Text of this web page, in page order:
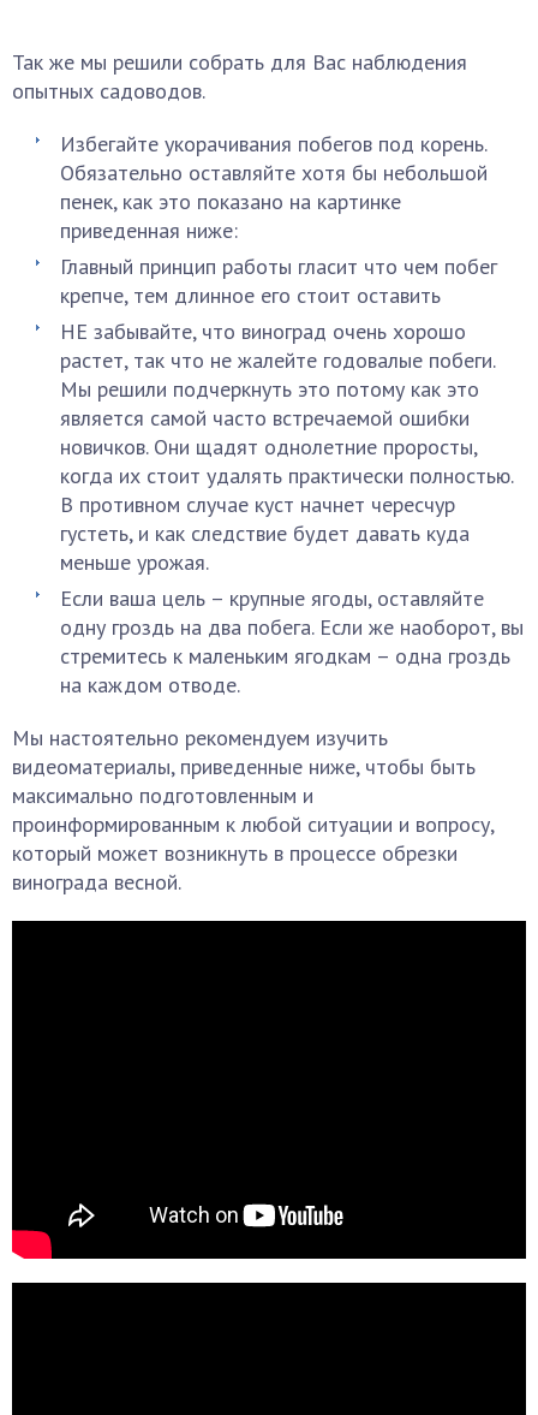
Так же мы решили собрать для Вас наблюдения
опытных садоводов.
Избегайте укорачивания побегов под корень.
Обязательно оставляйте хотя бы небольшой
пенек, как это показано на картинке
приведенная ниже:
Главный принцип работы гласит что чем побег
крепче, тем длинное его стоит оставить
НЕ забывайте, что виноград очень хорошо
растет, так что не жалейте годовалые побеги.
Мы решили подчеркнуть это потому как это
является самой часто встречаемой ошибки
новичков. Они щадят однолетние проросты,
когда их стоит удалять практически полностью.
В противном случае куст начнет чересчур
густеть, и как следствие будет давать куда
меньше урожая.
Если ваша цель – крупные ягоды, оставляйте
одну гроздь на два побега. Если же наоборот, вы
стремитесь к маленьким ягодкам – одна гроздь
на каждом отводе.
Мы настоятельно рекомендуем изучить
видеоматериалы, приведенные ниже, чтобы быть
максимально подготовленным и
проинформированным к любой ситуации и вопросу,
который может возникнуть в процессе обрезки
винограда весной.